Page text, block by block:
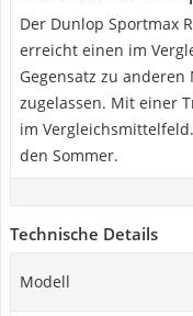
Der Dunlop Sportmax
erreicht einen im
Gegensatz zu
zugelassen. Mit einer
im
den Sommer.
Technische Details
Modell